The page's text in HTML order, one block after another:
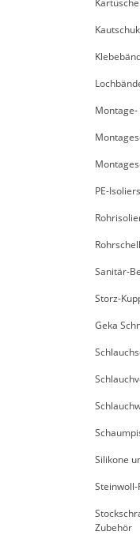
PE-
Sanitär-
Storz-
Geka
Silikone
Zubehör